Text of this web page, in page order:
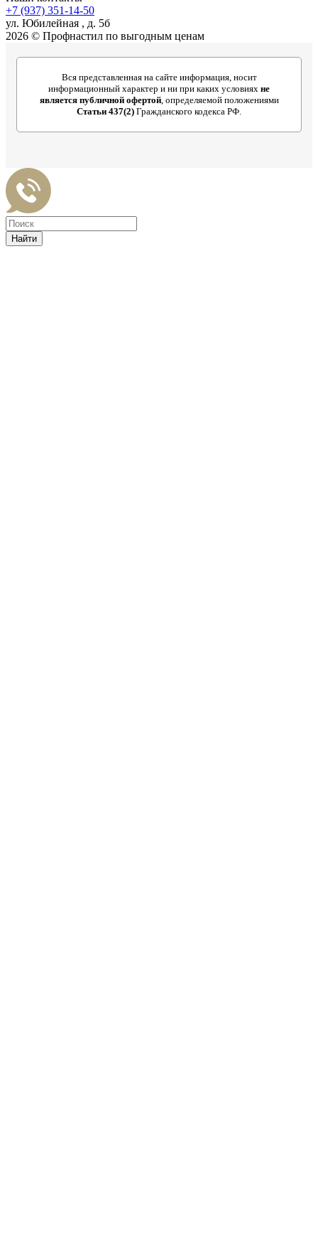
+7 (937) 351-14-50
ул. Юбилейная , д. 5б
2026 © Профнастил по выгодным ценам
Вся представленная на сайте информация, носит
информационный характер и ни при каких условиях не
является публичной офертой, определяемой положениями
Статьи 437(2) Гражданского кодекса РФ.
Найти